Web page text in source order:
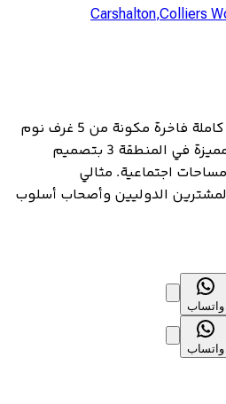
Carshalton,Colliers
هاميلتون رود – ملكية حرة كاملة فاخرة مكونة من 5 غرف نوم
في جنوب غرب لندن. شقق مميزة في المنطقة 3 بتصميم
اجتماعية. مثالي
الدوليين وأصحاب أسلوب
واتساب
واتساب